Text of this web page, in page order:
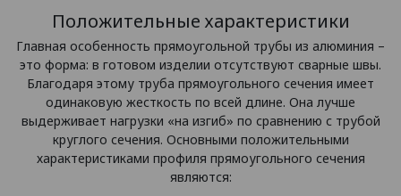
Положительные характеристики
Главная особенность прямоугольной трубы из алюминия –
это форма: в готовом изделии отсутствуют сварные швы.
Благодаря этому труба прямоугольного сечения имеет
одинаковую жесткость по всей длине. Она лучше
выдерживает нагрузки «на изгиб» по сравнению с трубой
круглого сечения. Основными положительными
характеристиками профиля прямоугольного сечения
являются: